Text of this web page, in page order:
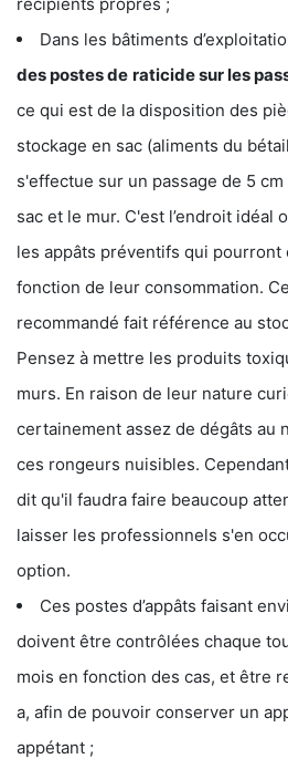
Dans les bâtiments
des postes de raticide sur les
ce qui est de la disposition des
stockage en sac (aliments du
s'effectue sur un passage de 5
sac et le mur. C'est l’endroit idéal
les appâts préventifs qui
fonction de leur consommation.
recommandé fait référence au
Pensez à mettre les produits
murs. En raison de leur nature
certainement assez de dégâts au
ces rongeurs nuisibles.
dit qu'il faudra faire beaucoup
laisser les professionnels s'en
option.
Ces postes d’appâts faisant
doivent être contrôlées chaque
mois en fonction des cas, et être
a, afin de pouvoir conserver un
appétant ;